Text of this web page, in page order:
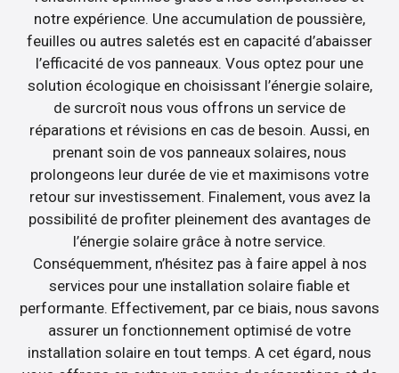
notre expérience. Une accumulation de poussière,
feuilles ou autres saletés est en capacité d’abaisser
l’efficacité de vos panneaux. Vous optez pour une
solution écologique en choisissant l’énergie solaire,
de surcroît nous vous offrons un service de
réparations et révisions en cas de besoin. Aussi, en
prenant soin de vos panneaux solaires, nous
prolongeons leur durée de vie et maximisons votre
retour sur investissement. Finalement, vous avez la
possibilité de profiter pleinement des avantages de
l’énergie solaire grâce à notre service.
Conséquemment, n’hésitez pas à faire appel à nos
services pour une installation solaire fiable et
performante. Effectivement, par ce biais, nous savons
assurer un fonctionnement optimisé de votre
installation solaire en tout temps. A cet égard, nous